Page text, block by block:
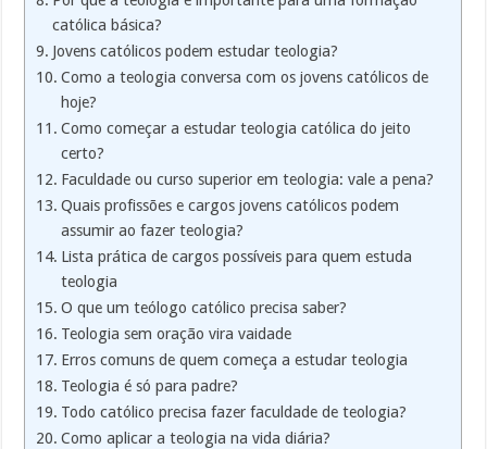
católica básica?
Jovens católicos podem estudar teologia?
Como a teologia conversa com os jovens católicos de
hoje?
Como começar a estudar teologia católica do jeito
certo?
Faculdade ou curso superior em teologia: vale a pena?
Quais profissões e cargos jovens católicos podem
assumir ao fazer teologia?
Lista prática de cargos possíveis para quem estuda
teologia
O que um teólogo católico precisa saber?
Teologia sem oração vira vaidade
Erros comuns de quem começa a estudar teologia
Teologia é só para padre?
Todo católico precisa fazer faculdade de teologia?
Como aplicar a teologia na vida diária?